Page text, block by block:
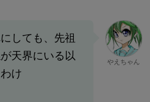
しても、先祖
天界にいる以
け
やえちゃん